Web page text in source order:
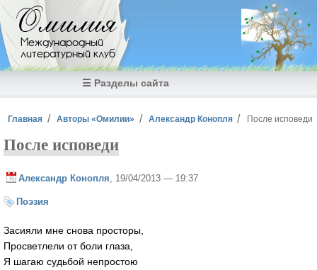
Перейти к основному содержанию
Омилия
Международный
литературный клуб
☰ Разделы сайта
Вы здесь
Главная Авторы «Омилии» Александр Конопля После исповеди
После исповеди
Александр Конопля , 19/04/2013 — 19:37
Поэзия
Засияли мне снова просторы,
Просветлели от боли глаза,
Я шагаю судьбой непростою